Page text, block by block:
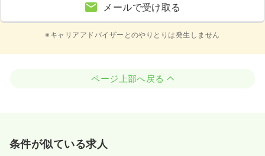
メールで受け取る
※キャリアアドバイザーとのやりとりは発生しません
ページ上部へ戻る
条件が似ている求人